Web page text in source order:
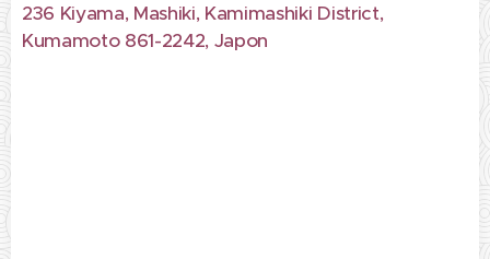
236 Kiyama, Mashiki, Kamimashiki District,
Kumamoto 861-2242, Japon